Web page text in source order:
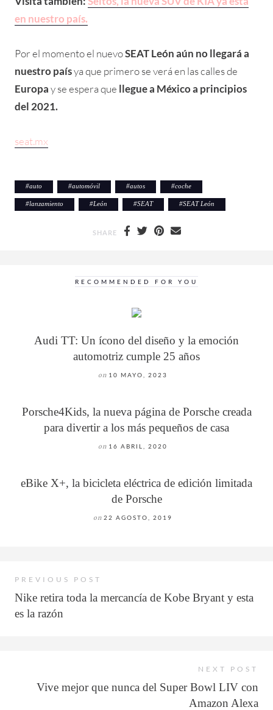
en nuestro país.
Por el momento el nuevoSEAT León aún no llegará a
nuestro paísya que primero se verá en las calles de
Europay se espera que llegue a México a principios
del 2021.
seat.mx
#auto #automóvil #autos #coche
#lanzamiento #León #SEAT #SEAT León
SHARE
RECOMMENDED FOR YOU
Audi TT: Un ícono del diseño y la emoción
automotriz cumple 25 años
on 10 MAYO, 2023
Porsche4Kids, la nueva página de Porsche creada
para divertir a los más pequeños de casa
on 16 ABRIL, 2020
eBike X+, la bicicleta eléctrica de edición limitada
de Porsche
on 22 AGOSTO, 2019
PREVIOUS POST
Nike retira toda la mercancía de Kobe Bryant y esta
es la razón
NEXT POST
Vive mejor que nunca del Super Bowl LIV con
Amazon Alexa